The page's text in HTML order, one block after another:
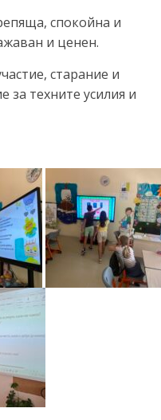
спокойна и
и ценен.
старание и
за техните усилия и